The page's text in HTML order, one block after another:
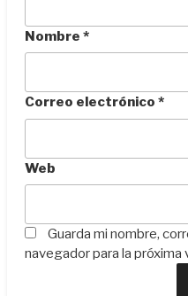
Nombre *
Correo electrónico *
Web
Guarda mi nombre,
navegador para la próxima